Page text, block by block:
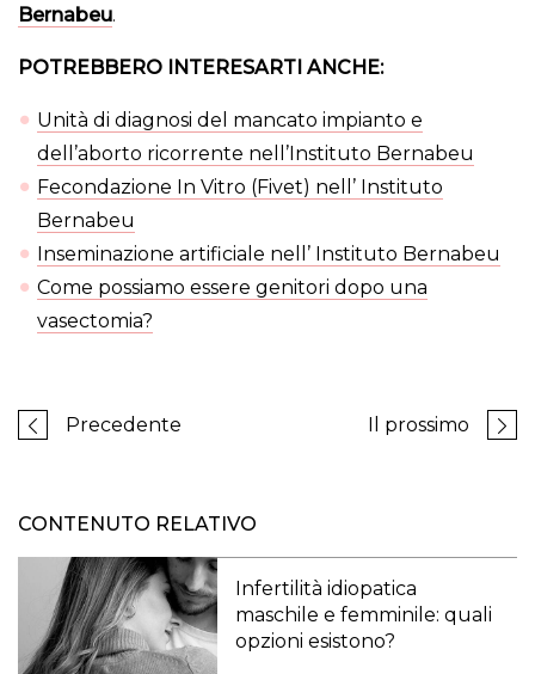
Bernabeu.
POTREBBERO INTERESARTI ANCHE:
Unità di diagnosi del mancato impianto e
dell’aborto ricorrente nell’Instituto Bernabeu
Fecondazione In Vitro (Fivet) nell’ Instituto
Bernabeu
Inseminazione artificiale nell’ Instituto Bernabeu
Come possiamo essere genitori dopo una
vasectomia?
Precedente Il prossimo
CONTENUTO RELATIVO
Infertilità idiopatica
maschile e femminile: quali
opzioni esistono?